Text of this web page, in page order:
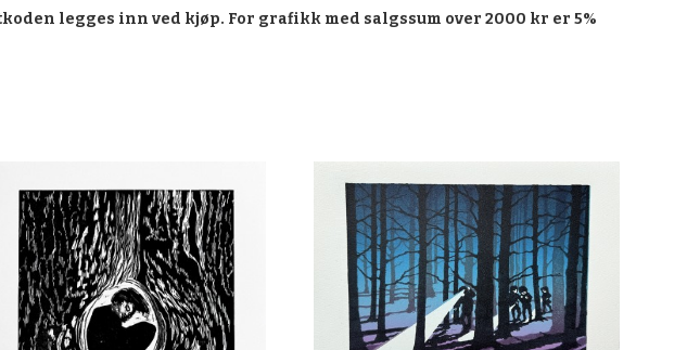
legges inn ved kjøp. For grafikk med salgssum over 2000 kr er 5%